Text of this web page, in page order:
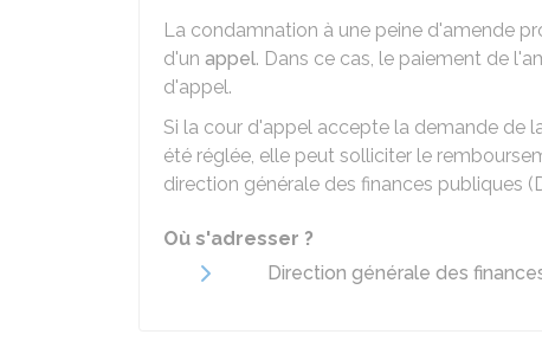
La condamnation à une peine d'amende
d'un appel. Dans ce cas, le paiement de
d'appel.
Si la cour d'appel accepte la demande de
été réglée, elle peut solliciter le
direction générale des finances publiques
Où s'adresser ?
Direction générale des